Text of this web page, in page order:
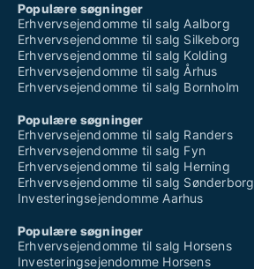
Populære søgninger
Erhvervsejendomme til salg Aalborg
Erhvervsejendomme til salg Silkeborg
Erhvervsejendomme til salg Kolding
Erhvervsejendomme til salg Århus
Erhvervsejendomme til salg Bornholm
Populære søgninger
Erhvervsejendomme til salg Randers
Erhvervsejendomme til salg Fyn
Erhvervsejendomme til salg Herning
Erhvervsejendomme til salg Sønderborg
Investeringsejendomme Aarhus
Populære søgninger
Erhvervsejendomme til salg Horsens
Investeringsejendomme Horsens